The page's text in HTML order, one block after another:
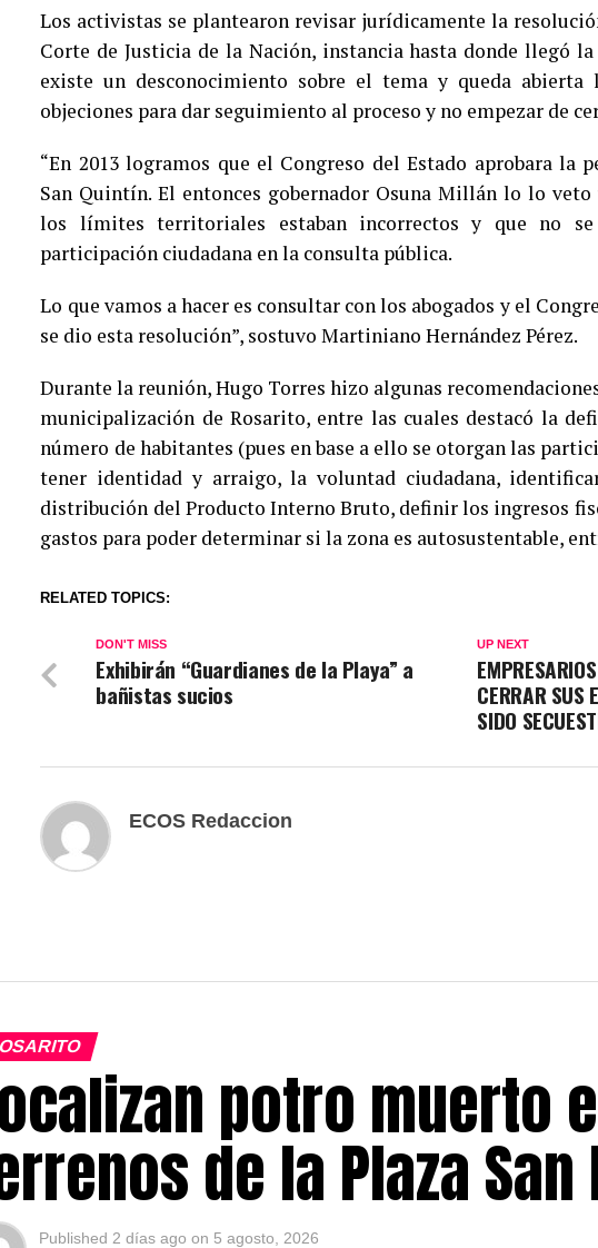
Los activistas se plantearon revisar jurídicamente la
Corte de Justicia de la Nación, instancia hasta donde llegó
existe un desconocimiento sobre el tema y queda abierta
objeciones para dar seguimiento al proceso y no empezar de
“En 2013 logramos que el Congreso del Estado aprobara la
San Quintín. El entonces gobernador Osuna Millán lo lo veto
los límites territoriales estaban incorrectos y que no
participación ciudadana en la consulta pública.
Lo que vamos a hacer es consultar con los abogados y el
se dio esta resolución”, sostuvo Martiniano Hernández Pérez.
Durante la reunión, Hugo Torres hizo algunas
municipalización de Rosarito, entre las cuales destacó la
número de habitantes (pues en base a ello se otorgan las
tener identidad y arraigo, la voluntad ciudadana,
distribución del Producto Interno Bruto, definir los ingresos
gastos para poder determinar si la zona es autosustentable,
RELATED TOPICS:
UP NEXT
CERRAR SUS
SIDO
DON'T MISS
Exhibirán “Guardianes de la Playa” a
bañistas sucios
ECOS Redaccion
potro muerto
de la Plaza San
Published 2 días ago on 5 agosto, 2026